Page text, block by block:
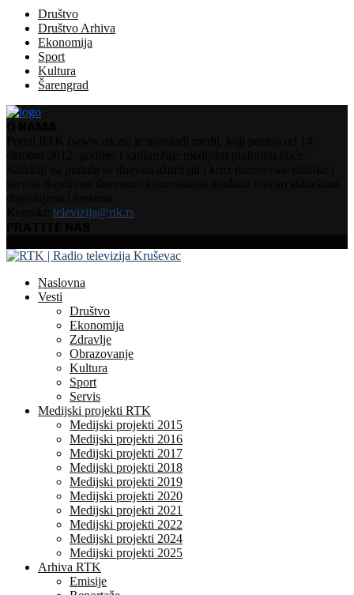
Društvo
Društvo Arhiva
Ekonomija
Sport
Kultura
Šarengrad
televizija@rtk.rs
Naslovna
Vesti
Društvo
Ekonomija
Zdravlje
Obrazovanje
Kultura
Sport
Servis
Medijski projekti RTK
Medijski projekti 2015
Medijski projekti 2016
Medijski projekti 2017
Medijski projekti 2018
Medijski projekti 2019
Medijski projekti 2020
Medijski projekti 2021
Medijski projekti 2022
Medijski projekti 2024
Medijski projekti 2025
Arhiva RTK
Emisije